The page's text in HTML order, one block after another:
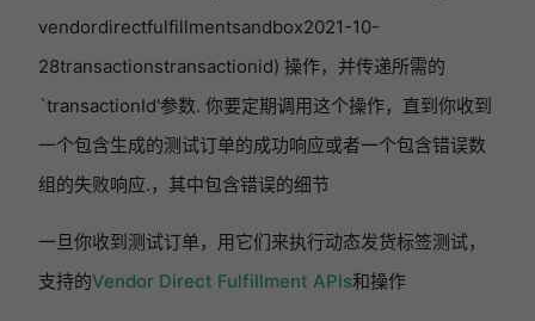
vendordirectfulfillmentsandbox2021-10-
28transactionstransactionid) 操作，并传递所需的
`transactionId'参数. 你要定期调用这个操作，直到你收到
一个包含生成的测试订单的成功响应或者一个包含错误数
组的失败响应.，其中包含错误的细节
一旦你收到测试订单，用它们来执行动态发货标签测试，
支持的Vendor Direct Fulfillment APIs和操作